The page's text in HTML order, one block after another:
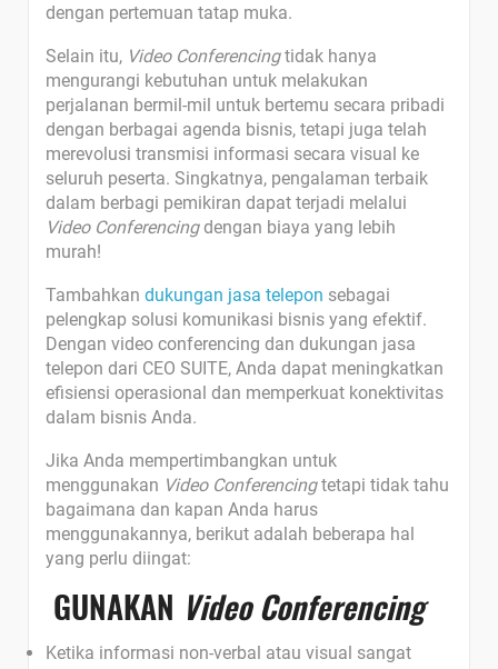
dengan pertemuan tatap muka.
Selain itu, Video Conferencingtidak hanya
mengurangi kebutuhan untuk melakukan
perjalanan bermil-mil untuk bertemu secara pribadi
dengan berbagai agenda bisnis, tetapi juga telah
merevolusi transmisi informasi secara visual ke
seluruh peserta. Singkatnya, pengalaman terbaik
dalam berbagi pemikiran dapat terjadi melalui
Video Conferencingdengan biaya yang lebih
murah!
Tambahkan dukungan jasa telepon sebagai
pelengkap solusi komunikasi bisnis yang efektif.
Dengan video conferencing dan dukungan jasa
telepon dari CEO SUITE, Anda dapat meningkatkan
efisiensi operasional dan memperkuat konektivitas
dalam bisnis Anda.
Jika Anda mempertimbangkan untuk
menggunakan Video Conferencingtetapi tidak tahu
bagaimana dan kapan Anda harus
menggunakannya, berikut adalah beberapa hal
yang perlu diingat:
GUNAKAN Video Conferencing
Ketika informasi non-verbal atau visual sangat